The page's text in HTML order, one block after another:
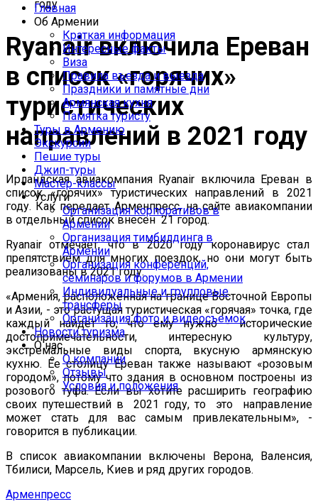
Главная
Об Армении
Краткая информация
Интересные факты
Виза
Правила въезда и выезда
Праздники и памятные дни
Армянская кухня
Памятка туристу
Туры в Армению
Экскурсии
Пешие туры
Джип-туры
Мастер-классы
Услуги
Организация корпоративов в
Армении
Организация тимбилдинга в
Армении
Организация конференций,
семинаров и форумов в Армении
Индивидуальные и групповые
трансферы
Организация фото и видеосъемок
Новости туризма
О нас
О компании
Отзывы
Условия и положения
Ryanair включила Ереван
в список «горячих»
туристических
направлений в 2021 году
Ирландская авиакомпания Ryanair включила Ереван в
список «горячих» туристических направлений в 2021
году. Как передает Арменпресс, на сайте авиакомпании
в отдельный список внесен 21 город.
Ryanair отмечает, что в 2020 году коронавирус стал
препятствием для многих поездок, но они могут быть
реализованы в 2021 году.
«Армения, расположенная на границе Восточной Европы
и Азии, - это растущая туристическая «горячая» точка, где
каждый найдет то, что ему нужно - исторические
достопримечательности, интересную культуру,
экстремальные виды спорта, вкусную армянскую
кухню. Ее столицу Ереван также называют «розовым
городом», потому что здания в основном построены из
розового туфа. Если вы хотите расширить географию
своих путешествий в 2021 году, то это направление
может стать для вас самым привлекательным», -
говорится в публикации.
В список авиакомпании включены Верона, Валенсия,
Тбилиси, Марсель, Киев и ряд других городов.
Арменпресс